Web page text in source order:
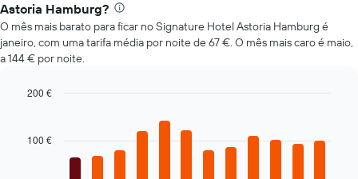
Astoria Hamburg?
O mês mais barato para ficar no Signature Hotel Astoria Hamburg é
janeiro, com uma tarifa média por noite de 67 €. O mês mais caro é maio,
a 144 € por noite.
with
100 €
200 €